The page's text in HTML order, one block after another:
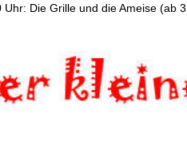
Uhr: Die Grille und die Ameise (ab